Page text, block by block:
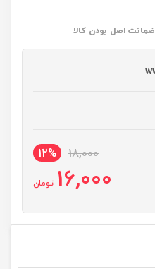
ضمانت اصل بودن کالا
18,000
12%
16,000 تومان